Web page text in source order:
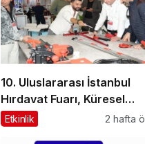
10. Uluslararası İstanbul
Hırdavat Fuarı, Küresel
Ticaretin Yeni Merkezi
Etkinlik 2 hafta